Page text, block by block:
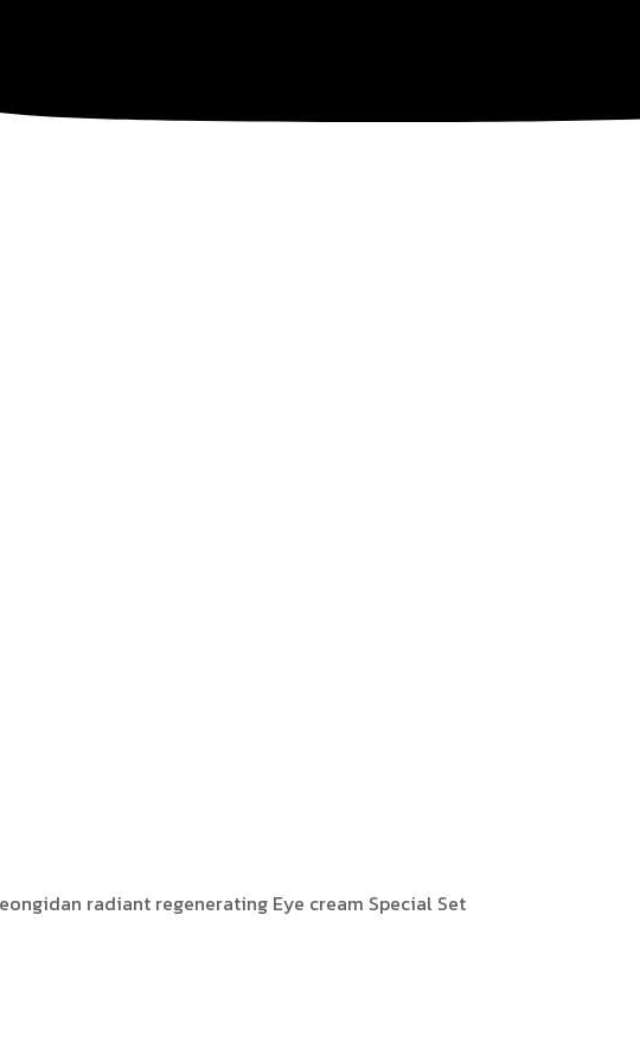
radiant regenerating Eye cream Special Set